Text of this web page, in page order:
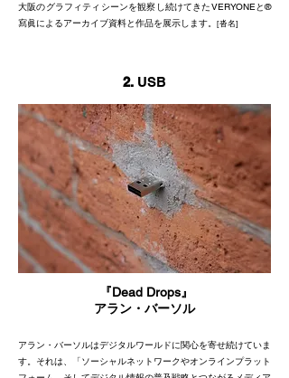
大阪のグラフィティシーンを観察し続けてきたVERYONEと®
寫眞によるアーカイブ資料と作品を展示します。 [沓名]
2. USB
『Dead Drops』
アラン・バーソル
アラン・バーソルはデジタルワールドに関心を寄せ続けていま
す。それは、「ソーシャルネットワークやオンラインプラット